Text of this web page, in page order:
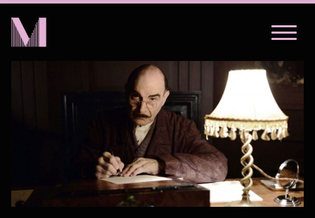
BD
À PROPOS
À PROPOS